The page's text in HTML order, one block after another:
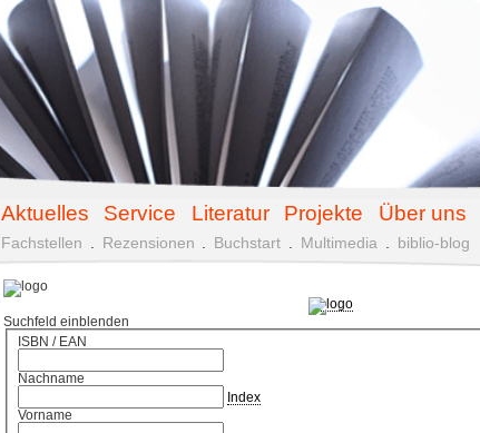
Aktuelles Service Literatur Projekte Über uns
Fachstellen Rezensionen Buchstart Multimedia biblio-blog
Suchfeld einblenden
ISBN / EAN
Nachname
Index
Vorname